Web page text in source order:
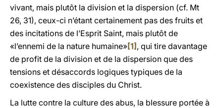
vivant, mais plutôt la division et la dispersion (cf. Mt
26, 31), ceux-ci n’étant certainement pas des fruits et
des incitations de l’Esprit Saint, mais plutôt de
«l’ennemi de la nature humaine»[1] , qui tire davantage
de profit de la division et de la dispersion que des
tensions et désaccords logiques typiques de la
coexistence des disciples du Christ.
La lutte contre la culture des abus, la blessure portée à